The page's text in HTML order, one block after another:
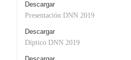
Descargar
Presentación DNN 2019
Descargar
Díptico DNN 2019